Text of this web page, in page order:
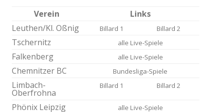
Verein
Links
Leuthen/Kl. Oßnig
Billard 1 Billard 2
Tschernitz alle Live-Spiele
Falkenberg alle Live-Spiele
Chemnitzer BC Bundesliga-Spiele
Limbach-
Oberfrohna
Billard 1 Billard 2
Phönix Leipzig alle Live-Spiele